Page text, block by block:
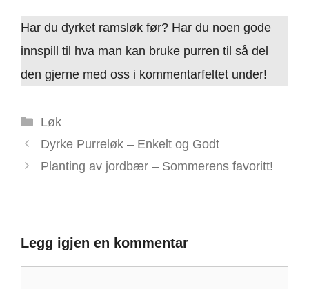
Har du dyrket ramsløk før? Har du noen gode
innspill til hva man kan bruke purren til så del
den gjerne med oss i kommentarfeltet under!
Kategorier
Løk
Dyrke Purreløk – Enkelt og Godt
Planting av jordbær – Sommerens favoritt!
Legg igjen en kommentar